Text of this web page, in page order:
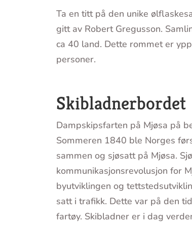
Ta en titt på den unike
gitt av Robert Gregusson.
ca 40 land. Dette rommet er
personer.
Skibladnerbordet
Dampskipsfarten på Mjøsa på
Sommeren 1840 ble Norges
sammen og sjøsatt på Mjøsa.
kommunikasjonsrevolusjon for
byutviklingen og
satt i trafikk. Dette var på den
fartøy. Skibladner er i dag